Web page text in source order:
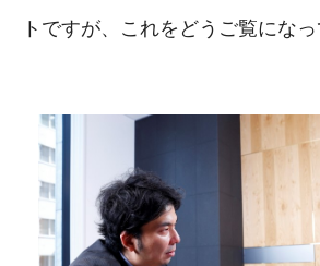
トですが、これをどうご覧になっ